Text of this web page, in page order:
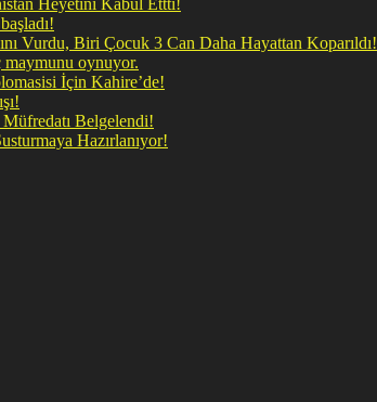
Heyetini Kabul Ettti!
Vurdu, Biri Çocuk 3 Can Daha Hayattan Koparıldı!
oynuyor.
İçin Kahire’de!
Belgelendi!
Hazırlanıyor!